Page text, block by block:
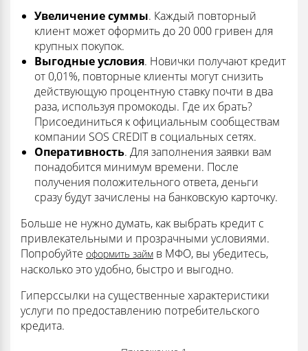
Увеличение суммы. Каждый повторный
клиент может оформить до 20 000 гривен для
крупных покупок.
Выгодные условия. Новички получают кредит
от 0,01%, повторные клиенты могут снизить
действующую процентную ставку почти в два
раза, используя промокоды. Где их брать?
Присоединиться к официальным сообществам
компании SOS CREDIT в социальных сетях.
Оперативность. Для заполнения заявки вам
понадобится минимум времени. После
получения положительного ответа, деньги
сразу будут зачислены на банковскую карточку.
Больше не нужно думать, как выбрать кредит с
привлекательными и прозрачными условиями.
Попробуйте оформить займ в МФО, вы убедитесь,
насколько это удобно, быстро и выгодно.
Гиперссылки на существенные характеристики
услуги по предоставлению потребительского
кредита.